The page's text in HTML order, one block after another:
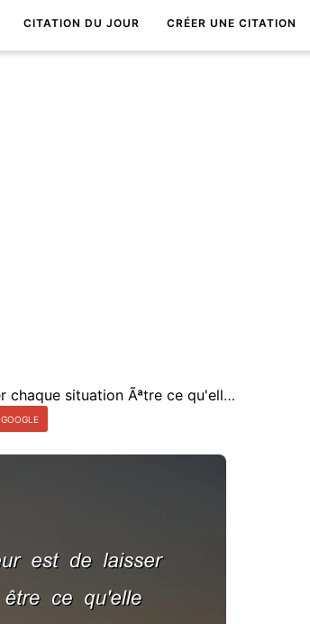
CITATION DU JOUR CRÉER UNE CITATION
La clÃ© du bonheur est de laisser chaque situation Ãªtre ce qu'elle est au lieu de ce que tu penses qu'elle devrait Ãªtre.
GOOGLE